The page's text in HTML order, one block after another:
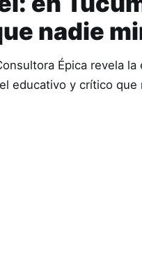
nadie
Épica revela
educativo y crítico